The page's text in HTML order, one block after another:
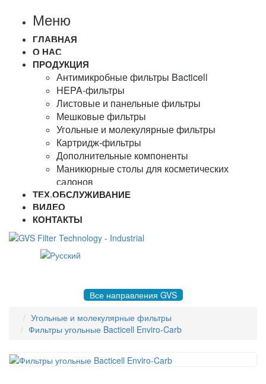
Меню
ГЛАВНАЯ
О НАС
ПРОДУКЦИЯ
Антимикробные фильтры Bacticell
HEPA-фильтры
Листовые и панельные фильтры
Мешковые фильтры
Угольные и молекулярные фильтры
Картридж-фильтры
Дополнительные компоненты
Маникюрные столы для косметических
салонов
ТЕХ.ОБСЛУЖИВАНИЕ
ВИДЕО
КОНТАКТЫ
Все направления GVS
Угольные и молекулярные фильтры
Фильтры угольные Bacticell Enviro-Carb